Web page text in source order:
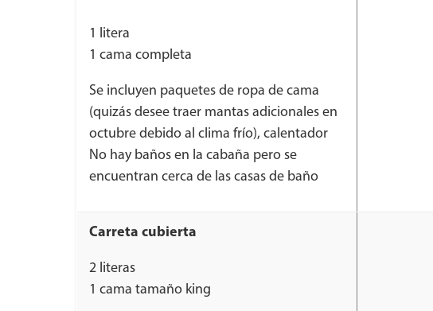
1 litera
1 cama completa
Se incluyen paquetes de ropa de cama
(quizás desee traer mantas adicionales en
octubre debido al clima frío), calentador
No hay baños en la cabaña pero se
encuentran cerca de las casas de baño
Carreta cubierta
2 literas
1 cama tamaño king